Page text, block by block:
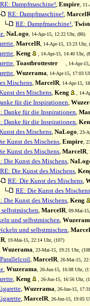
RE: Dampfmaschine!, Empire ,
RE: Dampfmaschine!,
RE: Dampfmaschine!,
, NaLogo , 14-Apr-15, 12:22 Uhr, (86)
, MarcelR , 14-Apr-15, 13:23 Uhr,
, Keng , 14-Apr-15, 14:40 Uhr,
, Toastbrottester , 14-Apr-
, Wuzerama , 14-Apr-15, 17:03
Mischens, MarcelR , 14-Apr-15,
des Mischens, Keng , 14-
für die Inspirationen,
Danke für die Inspirationen,
Danke für die Inspirationen,
des Mischens, NaLogo , 23-
Kunst des Mischens, Empire ,
Kunst des Mischens, MarcelR
Die Kunst des Mischens,
RE: Die Kunst des Mischens,
RE: Die Kunst des Mischens,
RE: Die Kunst des Mischens
Die Kunst des Mischens, Keng
, MarcelR , 09-Mai-
und selbstmischen,
und selbstmischen,
, 19-Mai-15, 22:14 Uhr, (107)
Wuzerama , 23-Mai-15, 19:21 Uhr,
, MarcelR , 26-Mai-15,
, Wuzerama , 26-Jun-15, 16:08 Uhr,
, Keng , 26-Jun-15, 16:56 Uhr,
, Wuzerama , 26-Jun-15,
, MarcelR , 26-Jun-15, 19:05